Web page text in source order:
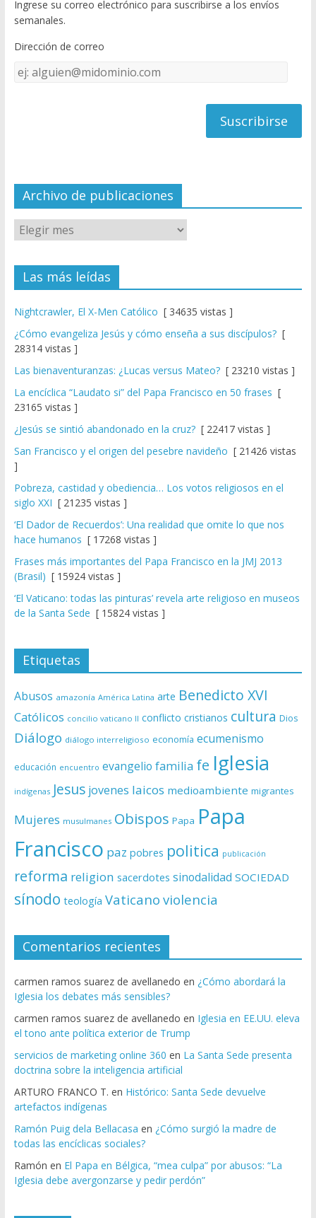
o
o
k
u
e
C
el
Ingrese su correo electrónico para suscribirse a los envíos
semanales.
Dirección de correo
Dirección
de
Archivo de publicaciones
Las más leídas
Nightcrawler, El X-Men Católico [ 34635 vistas ]
¿Cómo evangeliza Jesús y cómo enseña a sus discípulos?[
28314 vistas ]
Las bienaventuranzas: ¿Lucas versus Mateo?[ 23210 vistas ]
La encíclica “Laudato si” del Papa Francisco en 50 frases [
23165 vistas ]
¿Jesús se sintió abandonado en la cruz?[ 22417 vistas ]
San Francisco y el origen del pesebre navideño [ 21426 vistas
]
Pobreza, castidad y obediencia… Los votos religiosos en el
siglo XXI [ 21235 vistas ]
‘El Dador de Recuerdos’: Una realidad que omite lo que nos
hace humanos [ 17268 vistas ]
Frases más importantes del Papa Francisco en la JMJ 2013
(Brasil) [ 15924 vistas ]
‘El Vaticano: todas las pinturas’ revela arte religioso en museos
de la Santa Sede [ 15824 vistas ]
Etiquetas
Abusos amazonía América Latina arte Benedicto XVI
Católicos concilio vaticano II conflicto cristianos cultura Dios
Diálogo diálogo interreligioso economía ecumenismo
educación encuentro evangelio familia fe Iglesia
indígenas Jesus jovenes laicos medioambiente migrantes
Mujeres musulmanes Obispos Papa Papa
Francisco paz pobres politica publicación
reforma religion sacerdotes sinodalidad SOCIEDAD
sínodo teología Vaticano violencia
Comentarios recientes
carmen ramos suarez de avellanedo en ¿Cómo abordará la
Iglesia los debates más sensibles?
carmen ramos suarez de avellanedo en Iglesia en EE.UU. eleva
el tono ante política exterior de Trump
servicios de marketing online 360 en La Santa Sede presenta
doctrina sobre la inteligencia artificial
ARTURO FRANCO T. en Histórico: Santa Sede devuelve
artefactos indígenas
Ramón Puig dela Bellacasa en ¿Cómo surgió la madre de
todas las encíclicas sociales?
Ramón en El Papa en Bélgica, “mea culpa” por abusos: “La
Iglesia debe avergonzarse y pedir perdón”